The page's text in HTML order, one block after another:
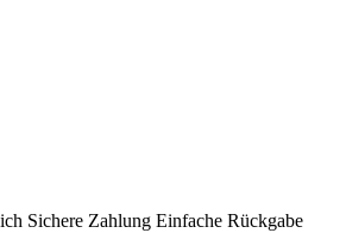
Sichere Zahlung Einfache Rückgabe